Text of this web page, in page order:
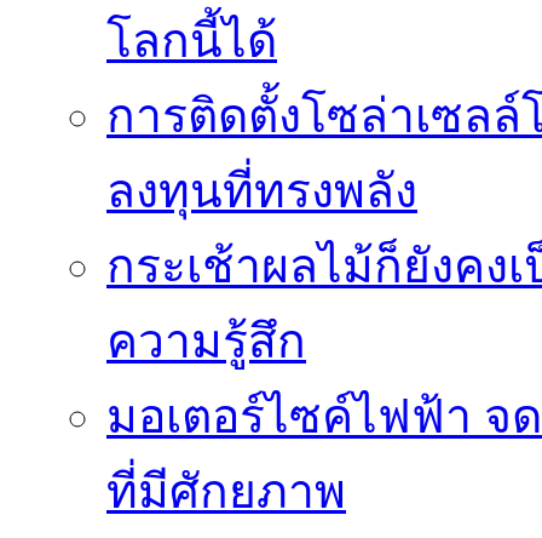
โลกนี้ได้
การติดตั้งโซล่าเซลล์
ลงทุนที่ทรงพลัง
กระเช้าผลไม้ก็ยังคง
ความรู้สึก
มอเตอร์ไซค์ไฟฟ้า จ
ที่มีศักยภาพ